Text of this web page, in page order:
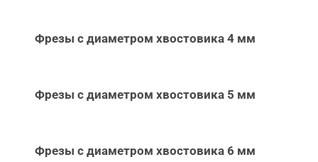
Фрезы с диаметром хвостовика 4 мм
Фрезы с диаметром хвостовика 5 мм
Фрезы с диаметром хвостовика 6 мм